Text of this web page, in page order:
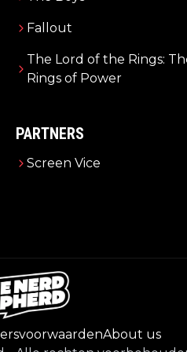
Fallout
The Lord of the Rings:
Rings of Power
PARTNERS
Screen Vice
About us